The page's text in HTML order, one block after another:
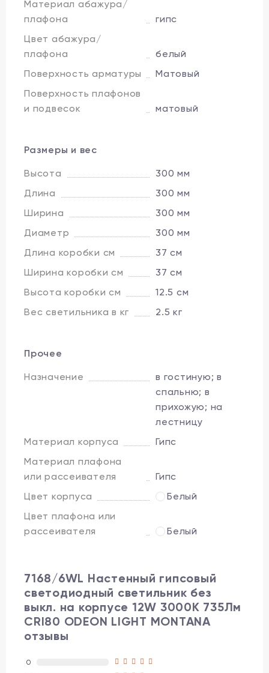
Материал абажура/
плафона
гипс
Цвет абажура/
плафона
белый
Поверхность арматуры
Матовый
Поверхность плафонов
и подвесок
матовый
Размеры и вес
Высота
300 мм
Длина
300 мм
Ширина
300 мм
Диаметр
300 мм
Длина коробки см
37 см
Ширина коробки см
37 см
Высота коробки см
12.5 см
Вес светильника в кг
2.5 кг
Прочее
Назначение
в гостиную; в
спальню; в
прихожую; на
лестницу
Материал корпуса
Гипс
Материал плафона
или рассеивателя
Гипс
Цвет корпуса
Белый
Цвет плафона или
рассеивателя
Белый
7168/6WL Настенный гипсовый
светодиодный светильник без
выкл. на корпусе 12W 3000K 735Лм
CRI80 ODEON LIGHT MONTANA
отзывы
0